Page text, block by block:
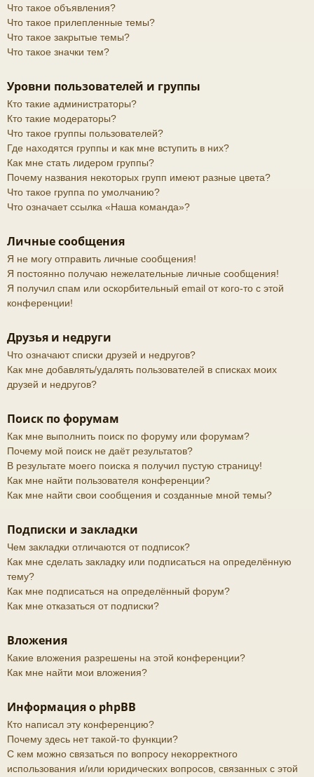
Что такое объявления?
Что такое прилепленные темы?
Что такое закрытые темы?
Что такое значки тем?
Уровни пользователей и группы
Кто такие администраторы?
Кто такие модераторы?
Что такое группы пользователей?
Где находятся группы и как мне вступить в них?
Как мне стать лидером группы?
Почему названия некоторых групп имеют разные цвета?
Что такое группа по умолчанию?
Что означает ссылка «Наша команда»?
Личные сообщения
Я не могу отправить личные сообщения!
Я постоянно получаю нежелательные личные сообщения!
Я получил спам или оскорбительный email от кого-то с этой
конференции!
Друзья и недруги
Что означают списки друзей и недругов?
Как мне добавлять/удалять пользователей в списках моих
друзей и недругов?
Поиск по форумам
Как мне выполнить поиск по форуму или форумам?
Почему мой поиск не даёт результатов?
В результате моего поиска я получил пустую страницу!
Как мне найти пользователя конференции?
Как мне найти свои сообщения и созданные мной темы?
Подписки и закладки
Чем закладки отличаются от подписок?
Как мне сделать закладку или подписаться на определённую
тему?
Как мне подписаться на определённый форум?
Как мне отказаться от подписки?
Вложения
Какие вложения разрешены на этой конференции?
Как мне найти мои вложения?
Информация о phpBB
Кто написал эту конференцию?
Почему здесь нет такой-то функции?
С кем можно связаться по вопросу некорректного
использования и/или юридических вопросов, связанных с этой